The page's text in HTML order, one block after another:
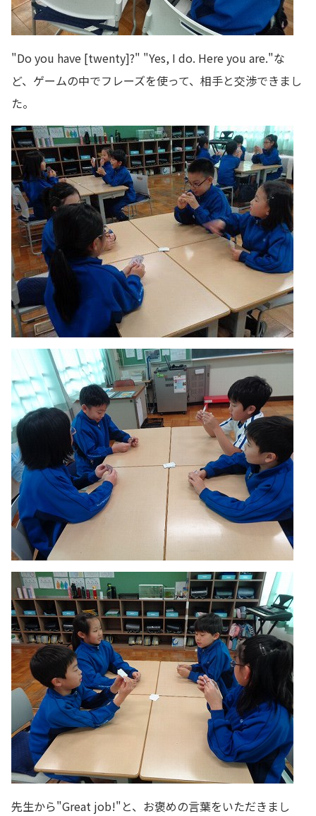
"Do you have [twenty]?" "Yes, I do. Here you are."な
ど、ゲームの中でフレーズを使って、相手と交渉できまし
た。
先生から"Great job!"と、お褒めの言葉をいただきまし